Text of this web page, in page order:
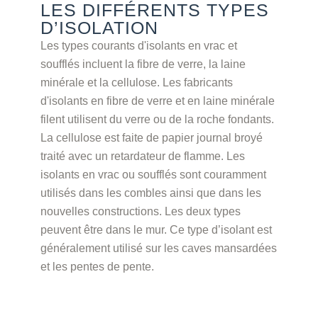
LES DIFFÉRENTS TYPES
D’ISOLATION
Les types courants d'isolants en vrac et
soufflés incluent la fibre de verre, la laine
minérale et la cellulose. Les fabricants
d'isolants en fibre de verre et en laine minérale
filent utilisent du verre ou de la roche fondants.
La cellulose est faite de papier journal broyé
traité avec un retardateur de flamme. Les
isolants en vrac ou soufflés sont couramment
utilisés dans les combles ainsi que dans les
nouvelles constructions. Les deux types
peuvent être dans le mur. Ce type d’isolant est
généralement utilisé sur les caves mansardées
et les pentes de pente.